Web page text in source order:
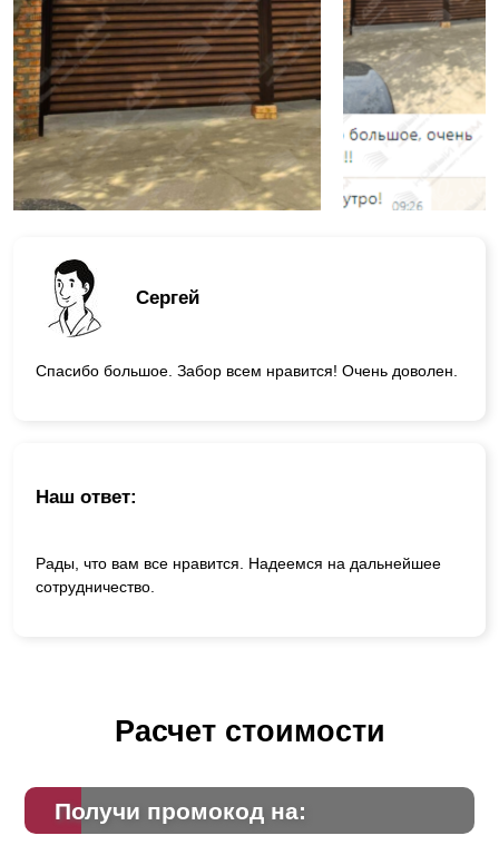
Сергей
Спасибо большое. Забор всем нравится! Очень доволен.
Наш ответ:
Рады, что вам все нравится. Надеемся на дальнейшее
сотрудничество.
Расчет стоимости
Получи промокод на: